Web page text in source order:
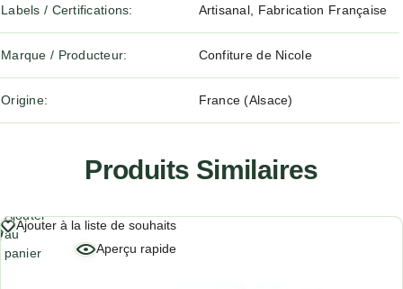
Labels / Certifications Artisanal, Fabrication Française
Marque / Producteur Confiture de Nicole
Origine France (Alsace)
Produits Similaires
Ajouter à la liste de souhaits
Aperçu rapide
Ajouter
au
panier